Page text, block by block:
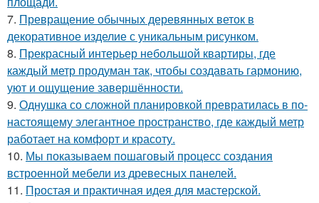
7. Превращение обычных деревянных веток в
декоративное изделие с уникальным рисунком.
8. Прекрасный интерьер небольшой квартиры, где
каждый метр продуман так, чтобы создавать гармонию,
уют и ощущение завершённости.
9. Однушка со сложной планировкой превратилась в по-
настоящему элегантное пространство, где каждый метр
работает на комфорт и красоту.
10. Мы показываем пошаговый процесс создания
встроенной мебели из древесных панелей.
11. Простая и практичная идея для мастерской.